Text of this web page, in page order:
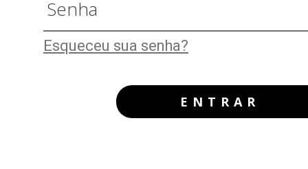
Esqueceu sua senha?
ENTRAR